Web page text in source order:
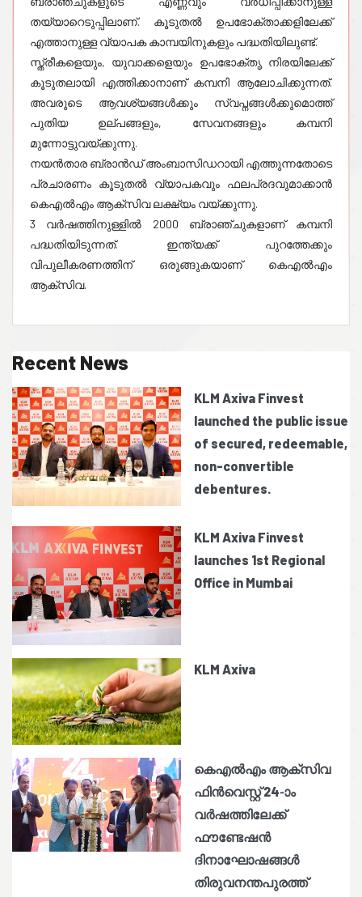
തയ്യാറെടുപ്പിലാണ്. കൂടുതൽ ഉപഭോക്താക്കളിലേക്ക്
എത്താനുള്ള വ്യാപക കാമ്പയിനുകളും പദ്ധതിയിലുണ്ട്.
സ്ത്രീകളെയും, യുവാക്കളെയും ഉപഭോക്തൃ നിരയിലേക്ക്
കൂടുതലായി എത്തിക്കാനാണ് കമ്പനി ആലോചിക്കുന്നത്.
അവരുടെ ആവശ്യങ്ങൾക്കും സ്വപ്നങ്ങൾക്കുമൊത്ത്
പുതിയ ഉല്പങ്ങളും, സേവനങ്ങളും കമ്പനി
മുന്നോട്ടുവയ്ക്കുന്നു.
നയൻതാര ബ്രാൻഡ് അംബാസിഡറായി എത്തുന്നതോടെ
പ്രചാരണം കൂടുതൽ വ്യാപകവും ഫലപ്രദവുമാക്കാൻ
കെഎൽഎം ആക്സിവ ലക്ഷ്യം വയ്ക്കുന്നു.
3 വർഷത്തിനുള്ളിൽ 2000 ബ്രാഞ്ചുകളാണ് കമ്പനി
പദ്ധതിയിടുന്നത്. ഇന്ത്യക്ക് പുറത്തേക്കും
വിപുലീകരണത്തിന് ഒരുങ്ങുകയാണ് കെഎൽഎം
Recent News
KLM Axiva Finvest
launched the public issue
of secured, redeemable,
non-convertible
debentures.
KLM Axiva Finvest
launches 1st Regional
Office in Mumbai
KLM Axiva
കെഎൽഎം ആക്സിവ
ഫിൻവെസ്റ്റ് 24-ാം
വർഷത്തിലേക്ക്
ഫൗണ്ടേഷൻ
ദിനാഘോഷങ്ങൾ
തിരുവനന്തപുരത്ത്